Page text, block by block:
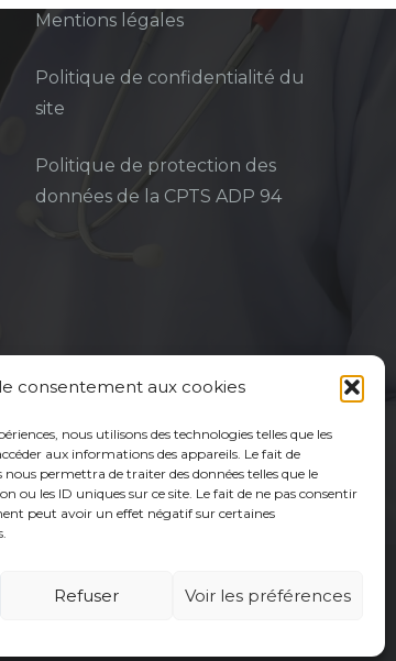
consentement aux cookies
nous utilisons des technologies telles que les
aux informations des appareils. Le fait de
permettra de traiter des données telles que le
ou les ID uniques sur ce site. Le fait de ne pas consentir
peut avoir un effet négatif sur certaines
Refuser Voir les préférences
Mentions légales
Politique de confidentialité du
site
Politique de protection des
données de la CPTS ADP 94
Actualités Adhérer Contact